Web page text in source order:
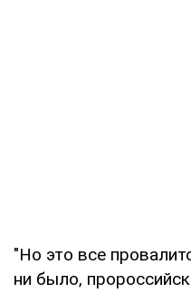
"Но это все
ни было,